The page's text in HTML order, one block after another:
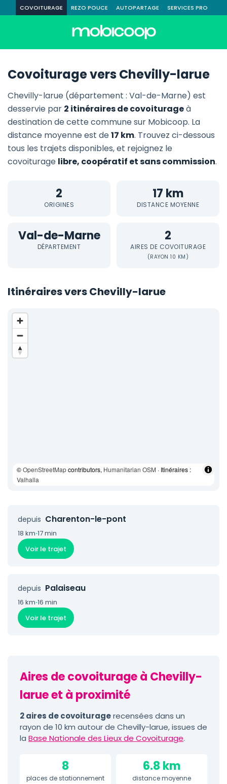
COVOITURAGE REZO POUCE AUTOPARTAGE SERVICES PRO
Covoiturage vers Chevilly-larue
Chevilly-larue (département : Val-de-Marne) est
desservie par 2 itinéraires de covoiturageà
destination de cette commune sur Mobicoop. La
distance moyenne est de17 km. Trouvez ci-dessous
tous les trajets disponibles, et rejoignez le
covoiturage libre, coopératif et sans commission.
2
ORIGINES
17 km
DISTANCE MOYENNE
Val-de-Marne
DÉPARTEMENT
2
AIRES DE COVOITURAGE
(RAYON 10 KM)
Itinéraires vers Chevilly-larue
©OpenStreetMapcontributors, Humanitarian OSM · Itinéraires :
Valhalla
depuis Charenton-le-pont
18 km·17 min
Voir le trajet
depuis Palaiseau
16 km·16 min
Voir le trajet
Aires de covoiturage à Chevilly-
larue et à proximité
2 aires de covoituragerecensées dans un
rayon de 10 km autour de Chevilly-larue, issues de
la Base Nationale des Lieux de Covoiturage.
8
places de stationnement
6.8 km
distance moyenne